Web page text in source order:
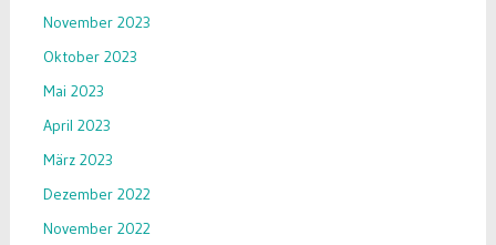
November 2023
Oktober 2023
Mai 2023
April 2023
März 2023
Dezember 2022
November 2022